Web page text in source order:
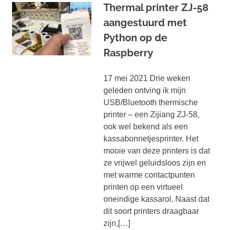
Thermal printer ZJ-58
aangestuurd met
Python op de
Raspberry
17 mei 2021 Drie weken
geleden ontving ik mijn
USB/Bluetooth thermische
printer – een Zijiang ZJ-58,
ook wel bekend als een
kassabonnetjesprinter. Het
mooie van deze printers is dat
ze vrijwel geluidsloos zijn en
met warme contactpunten
printen op een virtueel
oneindige kassarol. Naast dat
dit soort printers draagbaar
zijn,[…]